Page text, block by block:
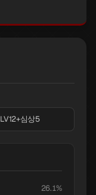
LV12+심상5
26.1%